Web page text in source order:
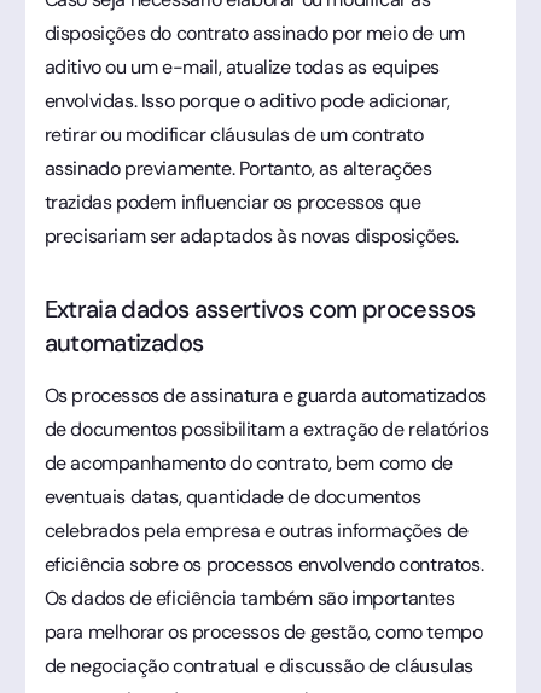
disposições do contrato assinado por meio de um
aditivo ou um e-mail, atualize todas as equipes
envolvidas. Isso porque o aditivo pode adicionar,
retirar ou modificar cláusulas de um contrato
assinado previamente. Portanto, as alterações
trazidas podem influenciar os processos que
precisariam ser adaptados às novas disposições.
Extraia dados assertivos com processos
automatizados
Os processos de assinatura e guarda automatizados
de documentos possibilitam a extração de relatórios
de acompanhamento do contrato, bem como de
eventuais datas, quantidade de documentos
celebrados pela empresa e outras informações de
eficiência sobre os processos envolvendo contratos.
Os dados de eficiência também são importantes
para melhorar os processos de gestão, como tempo
de negociação contratual e discussão de cláusulas